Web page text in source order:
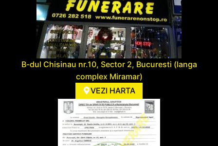
B-dul Chisinau nr.10, Sector 2, Bucuresti (langa
complex Miramar)
VEZI HARTA